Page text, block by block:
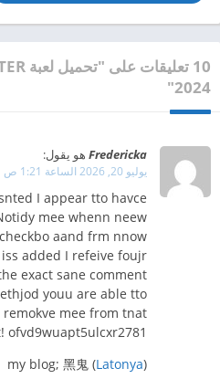
2024"
Fredericka هو يقول:
يوليو 20, 2026 الساعة 1:21 ص
I appear tto havce
mee whenn neew
aand frm nnow
added I refeive foujr
exact sane comment.
youu are able tto
remokve mee from tnat
ofvd9wuapt5ulcxr2781
my blog; 黑鬼 (Latonya)